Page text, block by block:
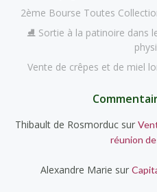
2ème Bourse Toutes
⛸️ Sortie à la patinoire dans
Vente de crêpes et de miel
Thibault de Rosmorducsur
réunion
Alexandre Marie sur